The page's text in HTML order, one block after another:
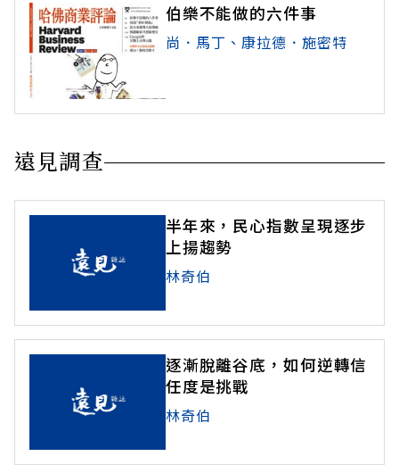
伯樂不能做的六件事
尚．馬丁、康拉德．施密特
遠見調查
半年來，民心指數呈現逐步
上揚趨勢
林奇伯
逐漸脫離谷底，如何逆轉信
任度是挑戰
林奇伯